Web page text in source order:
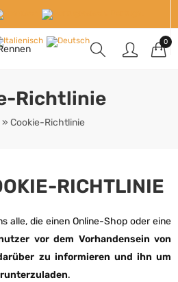
0
Richtlinie
» Cookie-Richtlinie
RICHTLINIE
alle, die einen Online-Shop oder eine
vor dem Vorhandensein von
zu informieren und ihn um
.